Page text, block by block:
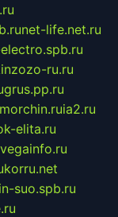
net-life.net.ru
ru.ru
ia2.ru
elita.ru
korru.net
suo.spb.ru